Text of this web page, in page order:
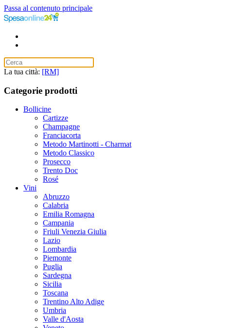
Passa al contenuto principale
La tua città: [RM]
Categorie prodotti
Bollicine
Cartizze
Champagne
Franciacorta
Metodo Martinotti - Charmat
Metodo Classico
Prosecco
Trento Doc
Rosé
Vini
Abruzzo
Calabria
Emilia Romagna
Campania
Friuli Venezia Giulia
Lazio
Lombardia
Piemonte
Puglia
Sardegna
Sicilia
Toscana
Trentino Alto Adige
Umbria
Valle d'Aosta